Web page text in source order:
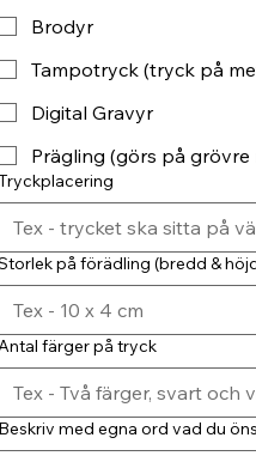
Brodyr
Tampotryck (tryck på
Digital Gravyr
Prägling (görs på grövre
på förädling (bredd &
färger på tryck
med egna ord vad du